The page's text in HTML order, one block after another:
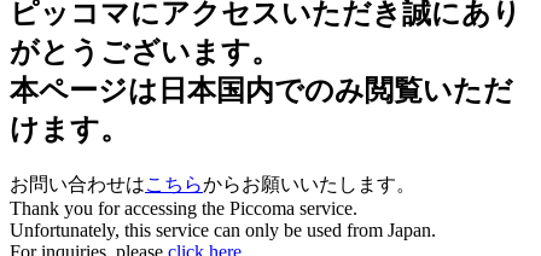
ピッコマにアクセスいただき誠にあり
がとうございます。
本ページは日本国内でのみ閲覧いただ
けます。
お問い合わせはこちらからお願いいたします。
Thank you for accessing the Piccoma service.
Unfortunately, this service can only be used from Japan.
For inquiries, please click here.